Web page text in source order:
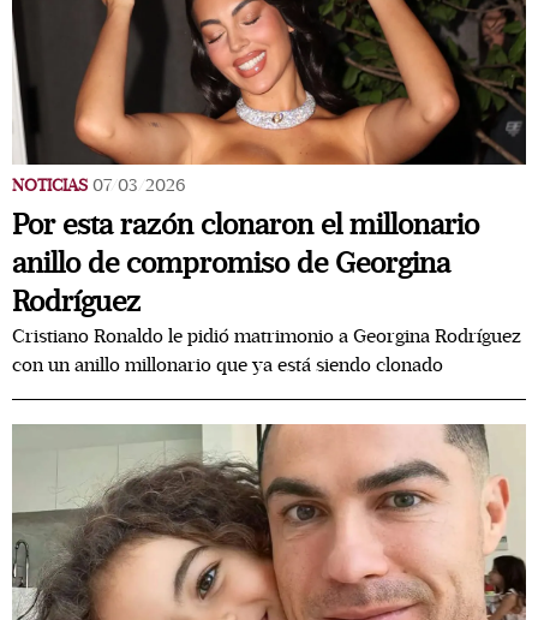
NOTICIAS 07/03/2026
Por esta razón clonaron el millonario
anillo de compromiso de Georgina
Rodríguez
Cristiano Ronaldo le pidió matrimonio a Georgina Rodríguez
con un anillo millonario que ya está siendo clonado